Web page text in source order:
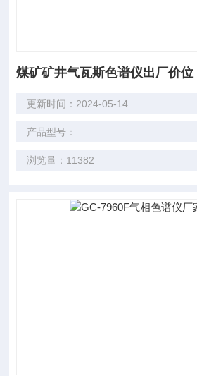
煤矿矿井气瓦斯色谱仪出厂价位
更新时间：2024-05-14
产品型号：
浏览量：11382